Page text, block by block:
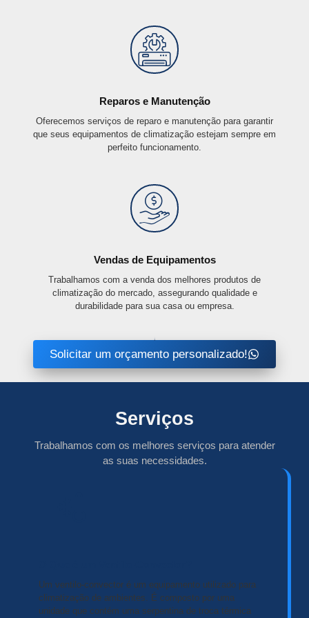
Reparos e Manutenção
Oferecemos serviços de reparo e manutenção para garantir
que seus equipamentos de climatização estejam sempre em
perfeito funcionamento.
Vendas de Equipamentos
Trabalhamos com a venda dos melhores produtos de
climatização do mercado, assegurando qualidade e
durabilidade para sua casa ou empresa.
Solicitar um orçamento personalizado!
Serviços
Trabalhamos com os melhores serviços para atender
as suas necessidades.
Um ventilo-convector é um equipamento utilizado para
climatização de ambientes. É composto por uma
unidade que contém uma serpentina de troca térmica